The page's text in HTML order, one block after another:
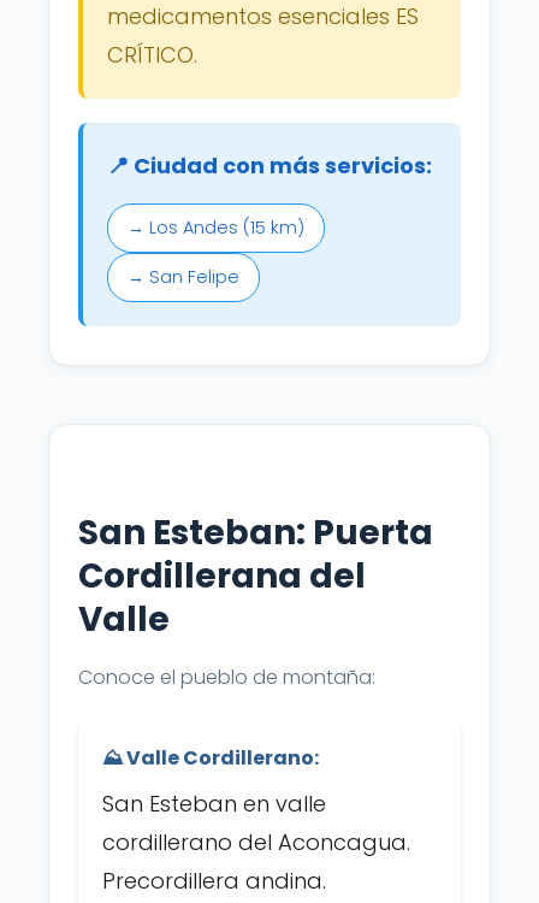
medicamentos esenciales ES
CRÍTICO.
📍 Ciudad con más servicios:
→ Los Andes (15 km)
→ San Felipe
San Esteban: Puerta
Cordillerana del
Valle
Conoce el pueblo de montaña:
⛰️ Valle Cordillerano:
San Esteban en valle
cordillerano del Aconcagua.
Precordillera andina.